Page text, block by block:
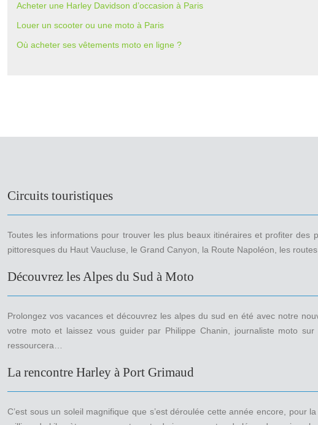
Acheter une Harley Davidson d’occasion à Paris
Louer un scooter ou une moto à Paris
Où acheter ses vêtements moto en ligne ?
Circuits touristiques
Toutes les informations pour trouver les plus beaux itinéraires et profiter des
pittoresques du Haut Vaucluse, le Grand Canyon, la Route Napoléon, les
Découvrez les Alpes du Sud à Moto
Prolongez vos vacances et découvrez les alpes du sud en été avec notre
votre moto et laissez vous guider par Philippe Chanin, journaliste moto
ressourcera…
La rencontre Harley à Port Grimaud
C’est sous un soleil magnifique que s’est déroulée cette année encore,